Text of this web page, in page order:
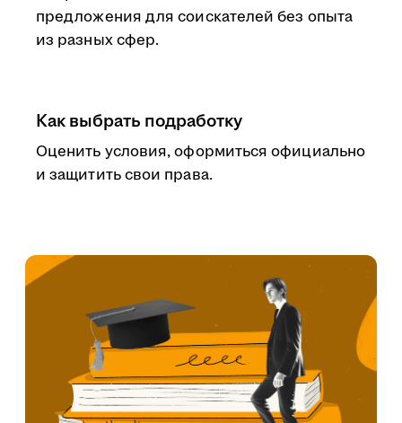
предложения для соискателей без опыта
из разных сфер.
Как выбрать подработку
Оценить условия, оформиться официально
и защитить свои права.